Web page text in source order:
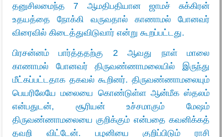
தனுசிலமைந்த 7 ஆமதிபதியான ஜாமச் சுக்கிரன்
உதயத்தை நோக்கி வருவதால் காணாமல் போனவர்
விரைவில் கிடைத்துவிடுவார் என்று கூறப்பட்டது.
பிரசன்னம் பார்த்ததற்கு 2 ஆவது நாள் மாலை
காணாமல் போனவர் திருவண்ணாமலையில் இருந்து
மீட்கப்பட்டதாக தகவல் கூறினர். திருவண்ணாமலையும்
பெயரிலேயே மலையை கொண்டுள்ள ஆன்மீக ஸ்தலம்
என்பதுடன், சூரியன் உச்சமாகும் மேஷம்
திருவண்ணாமலையை குறிக்கும் என்பதை கவனிக்கத்
தவறி விட்டேன். பழனியை குறிப்பிடும் ராசி